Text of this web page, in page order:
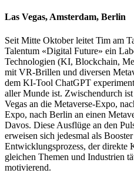
Las Vegas, Amsterdam, Berlin
Seit Mitte Oktober leitet Tim am
Talentum «Digital Future» ein
Technologien (KI, Blockchain,
mit VR-Brillen und diversen
dem KI-Tool ChatGPT
aller Munde ist. Zwischendurch
Vegas an die Metaverse-Expo,
Expo, nach Berlin an einen
Davos. Diese Ausflüge an den
erweisen sich jedesmal als
Entwicklungs­prozess, der direkte
gleichen Themen und Industrien
motivierend.